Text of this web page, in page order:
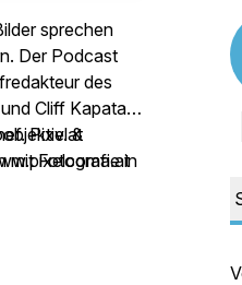
sprechen
Der Podcast
des
Cliff Kapatais,
Pixel &
mit Fotografie in
sich
für Fotografie